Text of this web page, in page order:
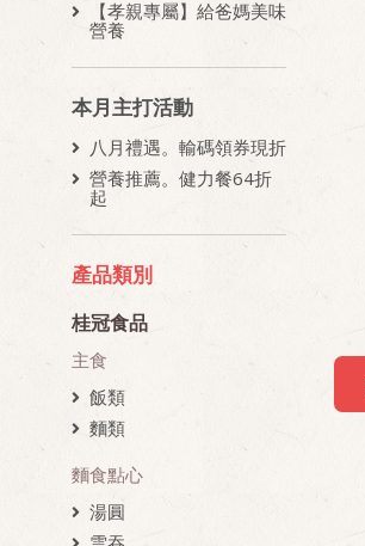
【孝親專屬】給爸媽美味
營養
本月主打活動
八月禮遇。輸碼領券現折
營養推薦。健力餐64折
起
產品類別
桂冠食品
主食
飯類
麵類
麵食點心
湯圓